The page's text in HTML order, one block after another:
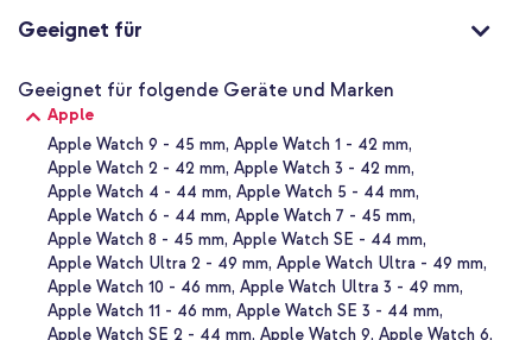
breitestem Sinne entgegenzukommen, ob es sich nun um eine
handelt. Das Sortiment deckt die Grundbedürfnisse vieler
Benutzer ab und wird zudem zu einem angenehmen Preis
angeboten!
Warum das imoshion Sport⁺ Armband für die Apple Watch?
Leichtes und flexibles Silikonmaterial
Weiches Silikon, geeignet für Tag- und Nachtgebrauch
Lochmuster lässt die Haut atmen
Eine einzigartige Edelstahl-Stiftverschluss mit doppelter
Geeignet für
Geeignet für folgende Geräte und Marken
Apple
Apple Watch 9 - 45 mm Apple Watch 1 - 42 mm
Apple Watch 2 - 42 mm Apple Watch 3 - 42 mm
Apple Watch 4 - 44 mm Apple Watch 5 - 44 mm
Apple Watch 6 - 44 mm Apple Watch 7 - 45 mm
Apple Watch 8 - 45 mm Apple Watch SE - 44 mm
Apple Watch Ultra 2 - 49 mm Apple Watch Ultra - 49 mm
Apple Watch 10 - 46 mm Apple Watch Ultra 3 - 49 mm
Apple Watch 11 - 46 mm Apple Watch SE 3 - 44 mm
Apple Watch SE 2 - 44 mm Apple Watch 9 Apple Watch 6